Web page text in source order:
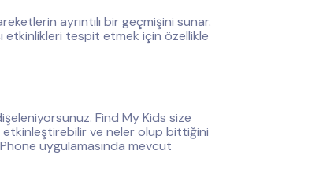
ayrıntılı bir geçmişini sunar.
etkinlikleri tespit etmek için özellikle
Find My Kids size
etkinleştirebilir ve neler olup bittiğini
uygulamasında mevcut